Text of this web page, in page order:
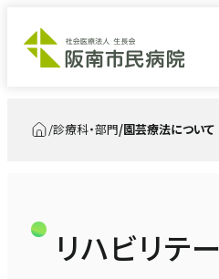
初診・再診の方
入院・お見舞い
診療科・部門
トップ
診療科・部門 園芸療法について
リハビリテ